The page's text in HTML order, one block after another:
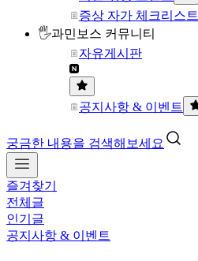
증상 자가 체크리스트
🖐과민보스 커뮤니티
자유게시판
공지사항 & 이벤트
궁금한 내용을 검색해보세요
즐겨찾기
전체글
인기글
공지사항 & 이벤트